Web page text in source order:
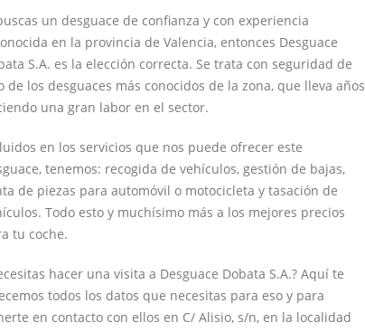
un desguace de confianza y con experiencia
en la provincia de Valencia, entonces Desguace
S.A. es la elección correcta. Se trata con seguridad de
de los desguaces más conocidos de la zona, que lleva años
una gran labor en el sector.
en los servicios que nos puede ofrecer este
tenemos: recogida de vehículos, gestión de bajas,
de piezas para automóvil o motocicleta y tasación de
Todo esto y muchísimo más a los mejores precios
tu coche.
hacer una visita a Desguace Dobata S.A.? Aquí te
todos los datos que necesitas para eso y para
en contacto con ellos en C/ Alisio, s/n, en la localidad